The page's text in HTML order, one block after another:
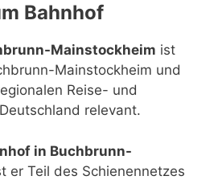
Bahnhof
Mainstockheim ist
Mainstockheim und
Reise- und
relevant.
in Buchbrunn-
er Teil des Schienennetzes